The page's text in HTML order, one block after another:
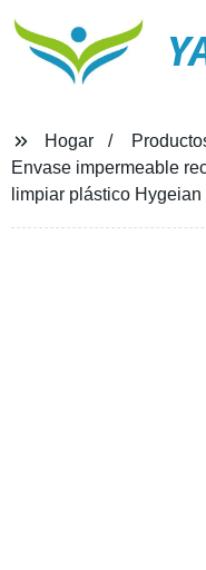
Hogar
Envase impermeable
limpiar plástico